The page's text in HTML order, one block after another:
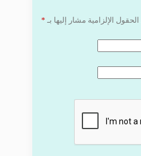
الحقول الإلزامية مشار إليها بـ *